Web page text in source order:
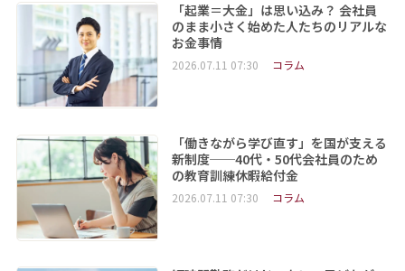
「起業＝大金」は思い込み？ 会社員
のまま小さく始めた人たちのリアルな
お金事情
2026.07.11 07:30 コラム
「働きながら学び直す」を国が支える
新制度──40代・50代会社員のため
の教育訓練休暇給付金
2026.07.11 07:30 コラム